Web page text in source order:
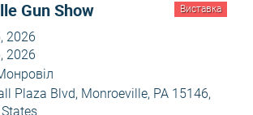
Виставка
Gun Show
2026
2026
Plaza Blvd, Monroeville, PA 15146,